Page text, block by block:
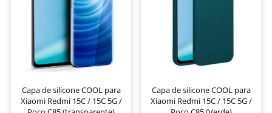
Capa de silicone COOL para
Xiaomi Redmi 15C / 15C 5G /
Capa de silicone COOL para
Xiaomi Redmi 15C / 15C 5G /